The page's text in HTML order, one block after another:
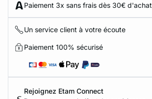
Paiement 3x sans frais dès 30€ d'achat
Un service client à votre écoute
Paiement 100% sécurisé
Rejoignez Etam Connect